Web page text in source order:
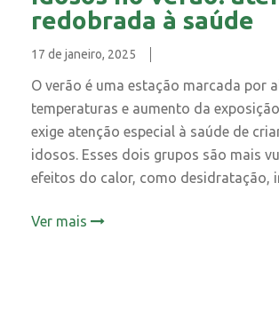
redobrada à saúde
17 de janeiro, 2025
O verão é uma estação marcada por
temperaturas e aumento da
exige atenção especial à saúde de
idosos. Esses dois grupos são mais
efeitos do calor, como desidratação,
Ver mais